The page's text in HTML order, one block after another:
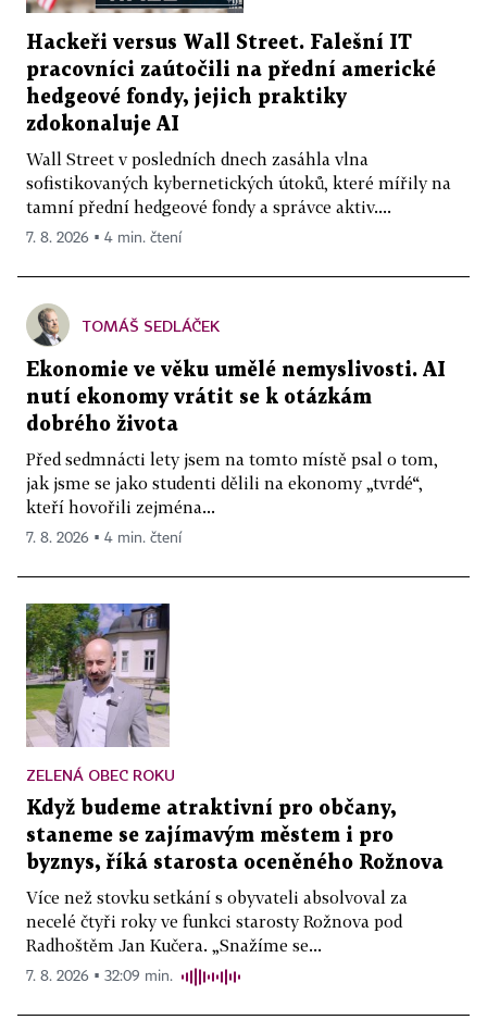
Hackeři versus Wall Street. Falešní IT
pracovníci zaútočili na přední americké
hedgeové fondy, jejich praktiky
zdokonaluje AI
Wall Street v posledních dnech zasáhla vlna
sofistikovaných kybernetických útoků, které mířily na
tamní přední hedgeové fondy a správce aktiv....
7. 8. 2026 ▪ 4 min. čtení
TOMÁŠ SEDLÁČEK
Ekonomie ve věku umělé nemyslivosti. AI
nutí ekonomy vrátit se k otázkám
dobrého života
Před sedmnácti lety jsem na tomto místě psal o tom,
jak jsme se jako studenti dělili na ekonomy „tvrdé“,
kteří hovořili zejména...
7. 8. 2026 ▪ 4 min. čtení
ZELENÁ OBEC ROKU
Když budeme atraktivní pro občany,
staneme se zajímavým městem i pro
byznys, říká starosta oceněného Rožnova
Více než stovku setkání s obyvateli absolvoval za
necelé čtyři roky ve funkci starosty Rožnova pod
Radhoštěm Jan Kučera. „Snažíme se...
7. 8. 2026 ▪ 32:09 min.